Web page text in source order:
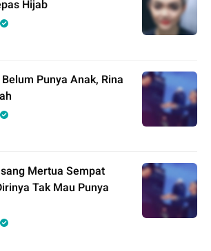
Hijab
Punya Anak, Rina
Mertua Sempat
Tak Mau Punya